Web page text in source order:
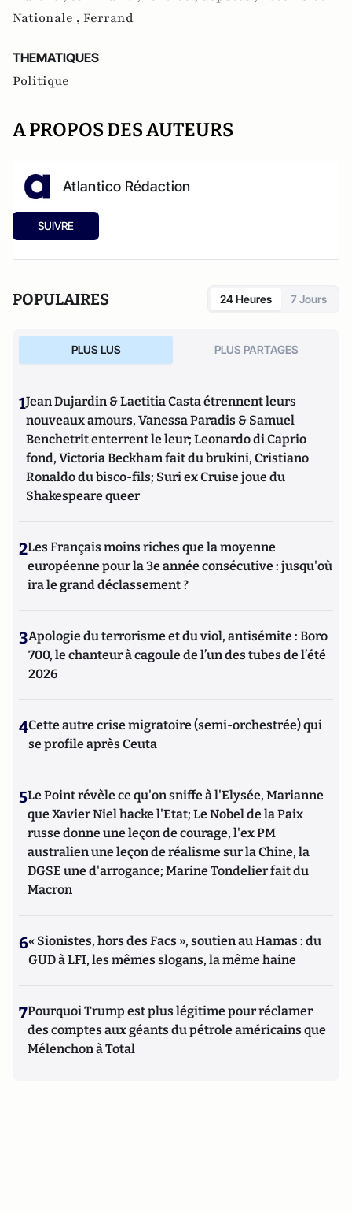
Nationale , Ferrand
THEMATIQUES
Politique
A PROPOS DES AUTEURS
Atlantico Rédaction
SUIVRE
POPULAIRES 24 Heures 7 Jours
PLUS LUS PLUS PARTAGES
1Jean Dujardin & Laetitia Casta étrennent leurs
nouveaux amours, Vanessa Paradis & Samuel
Benchetrit enterrent le leur; Leonardo di Caprio
fond, Victoria Beckham fait du brukini, Cristiano
Ronaldo du bisco-fils; Suri ex Cruise joue du
Shakespeare queer
2Les Français moins riches que la moyenne
européenne pour la 3e année consécutive : jusqu'où
ira le grand déclassement ?
3Apologie du terrorisme et du viol, antisémite : Boro
700, le chanteur à cagoule de l’un des tubes de l’été
2026
4Cette autre crise migratoire (semi-orchestrée) qui
se profile après Ceuta
5Le Point révèle ce qu'on sniffe à l'Elysée, Marianne
que Xavier Niel hacke l'Etat; Le Nobel de la Paix
russe donne une leçon de courage, l'ex PM
australien une leçon de réalisme sur la Chine, la
DGSE une d'arrogance; Marine Tondelier fait du
Macron
6« Sionistes, hors des Facs », soutien au Hamas : du
GUD à LFI, les mêmes slogans, la même haine
7Pourquoi Trump est plus légitime pour réclamer
des comptes aux géants du pétrole américains que
Mélenchon à Total